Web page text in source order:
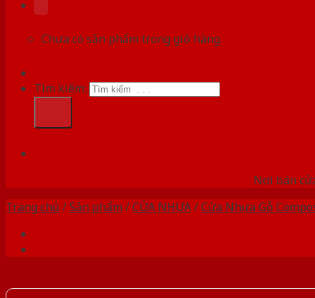
Chưa có sản phẩm trong giỏ hàng.
Tìm kiếm:
Nơi bán
Trang chủ /Sản phẩm /CỬA NHỰA/Cửa Nhựa Gỗ